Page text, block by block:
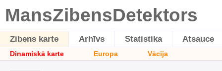
MansZibensDetektors
Zibens karte Arhīvs Statistika Atsauce
Dinamiskā karte Europa Vācija